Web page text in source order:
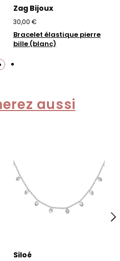
Zag Bijoux
30,00 €
Bracelet élastique pierre
bille (blanc)
aussi
Siloé